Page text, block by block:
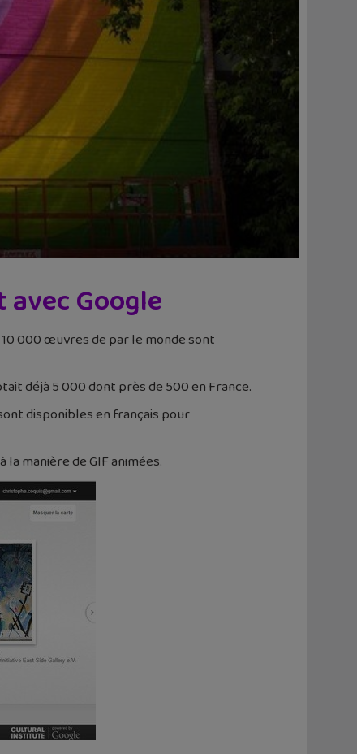
Google
000 œuvres de par le monde sont
déjà 5 000 dont près de 500 en France.
disponibles en français pour
manière de GIF animées.